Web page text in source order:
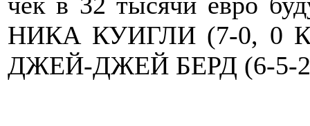
НИКА КУИГЛИ (7-0, 0
ДЖЕЙ-ДЖЕЙ БЕРД (6-5-